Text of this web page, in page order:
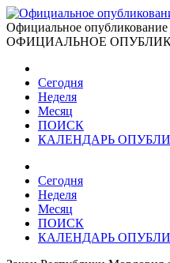
Официальное опубликование
ОФИЦИАЛЬНОЕ
Сегодня
Неделя
Месяц
ПОИСК
КАЛЕНДАРЬ
Сегодня
Неделя
Месяц
ПОИСК
КАЛЕНДАРЬ